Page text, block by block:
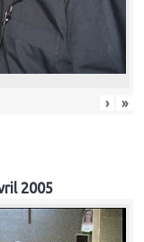
› »
2005